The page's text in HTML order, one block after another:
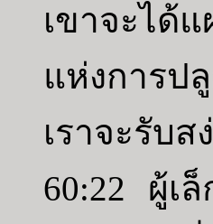
เขาจะได้
แห่งการป
เราจะรับส
60:22 ผู้เ